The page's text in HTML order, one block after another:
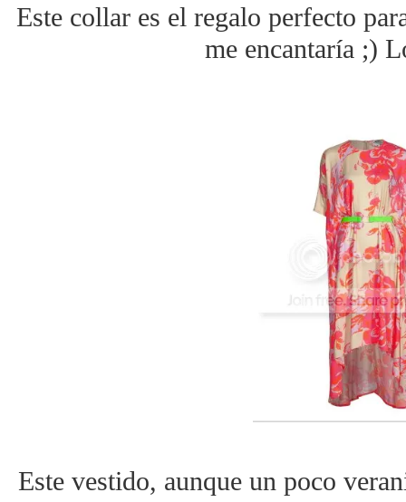
Este collar es el regalo perfecto
me encantaría ;)
Este vestido, aunque un poco